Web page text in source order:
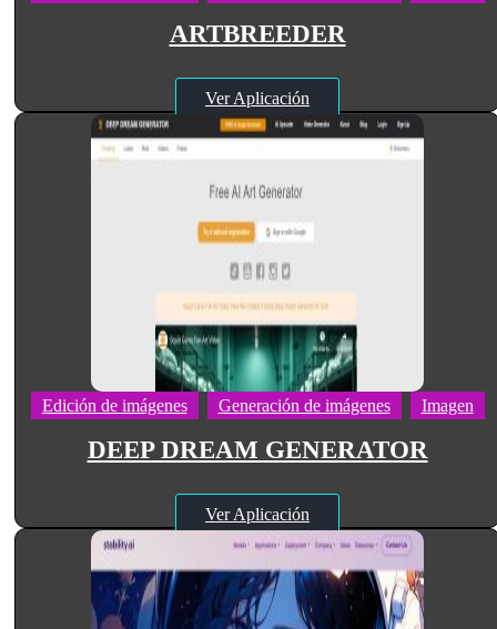
ARTBREEDER
Ver Aplicación
Edición de imágenes Generación de imágenes Imagen
DEEP DREAM GENERATOR
Ver Aplicación